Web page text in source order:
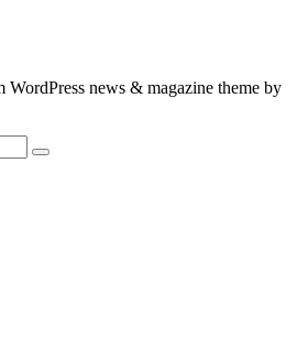
WordPress news & magazine theme by